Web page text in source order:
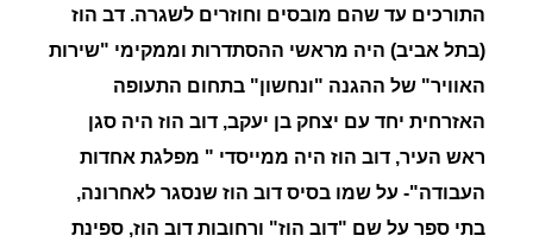
התורכים עד שהם מובסים וחוזרים לשגרה. דב הוז
(בתל אביב) היה מראשי ההסתדרות וממקימי "שירות
האוויר" של ההגנה "ונחשון" בתחום התעופה
האזרחית יחד עם יצחק בן יעקב, דוב הוז היה סגן
ראש העיר, דוב הוז היה ממייסדי " מפלגת אחדות
העבודה"- על שמו בסיס דוב הוז שנסגר לאחרונה,
בתי ספר על שם "דוב הוז" ורחובות דוב הוז, ספינת